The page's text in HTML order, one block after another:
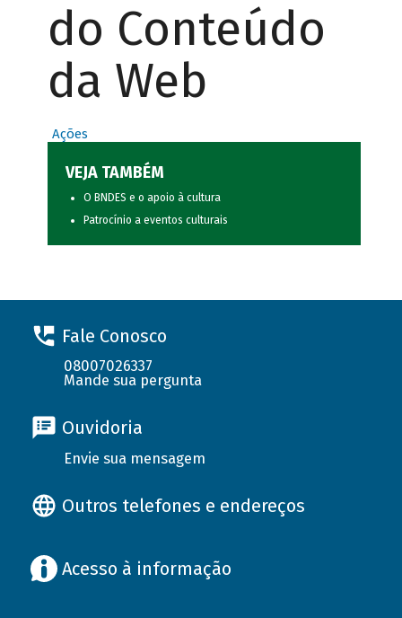
do Conteúdo
da Web
Ações
VEJA TAMBÉM
O BNDES e o apoio à cultura
Patrocínio a eventos culturais
Fale Conosco
08007026337
Mande sua pergunta
Ouvidoria
Envie sua mensagem
Outros telefones e endereços
Acesso à informação